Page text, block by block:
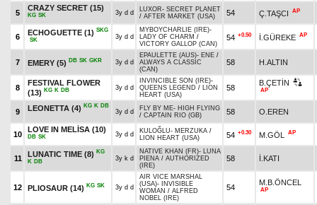
5
CRAZY SECRET (15)
KG SK 3y d d LUXOR- SECRET PLANET
/ AFTER MARKET (USA) 54 Ç.TAŞCI AP
6
ECHOGUETTE (1) SKG
SK
3y d d
MYBOYCHARLIE (IRE)-
LADY OF CHARM /
VICTORY GALLOP (CAN)
54 +0.50 İ.GÜREKE AP
7 EMERY (5) DB SK GKR 3y d d
EPAULETTE (AUS)- ENE /
ALWAYS A CLASSIC
(CAN)
58 H.ALTIN
8
FESTIVAL FLOWER
(13) KG K DB 3y d d
INVINCIBLE SON (IRE)-
QUEENS LEGEND / LION
HEART (USA)
58
B.ÇETİN
AP
9 LEONETTA (4) KG K DB
3y d d FLY BY ME- HIGH FLYING
/ CAPTAIN RIO (GB) 58 O.EREN
10
LOVE IN MELİSA (10)
DB SK 3y d d KULOĞLU- MERZUKA /
LION HEART (USA)
54 +0.30 M.GÖL AP
11
LUNATIC TIME (8) KG
K DB 3y k d
NATIVE KHAN (FR)- LUNA
PIENA / AUTHORIZED
(IRE)
58 İ.KATI
12 PLIOSAUR (14) KG SK 3y d d
AIR VICE MARSHAL
(USA)-
INVISIBLE
WOMAN / ALFRED
NOBEL (IRE)
54
M.B.ÖNCEL
AP